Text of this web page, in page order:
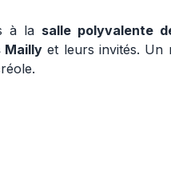
à la salle polyvalente
Mailly et leurs invités. Un